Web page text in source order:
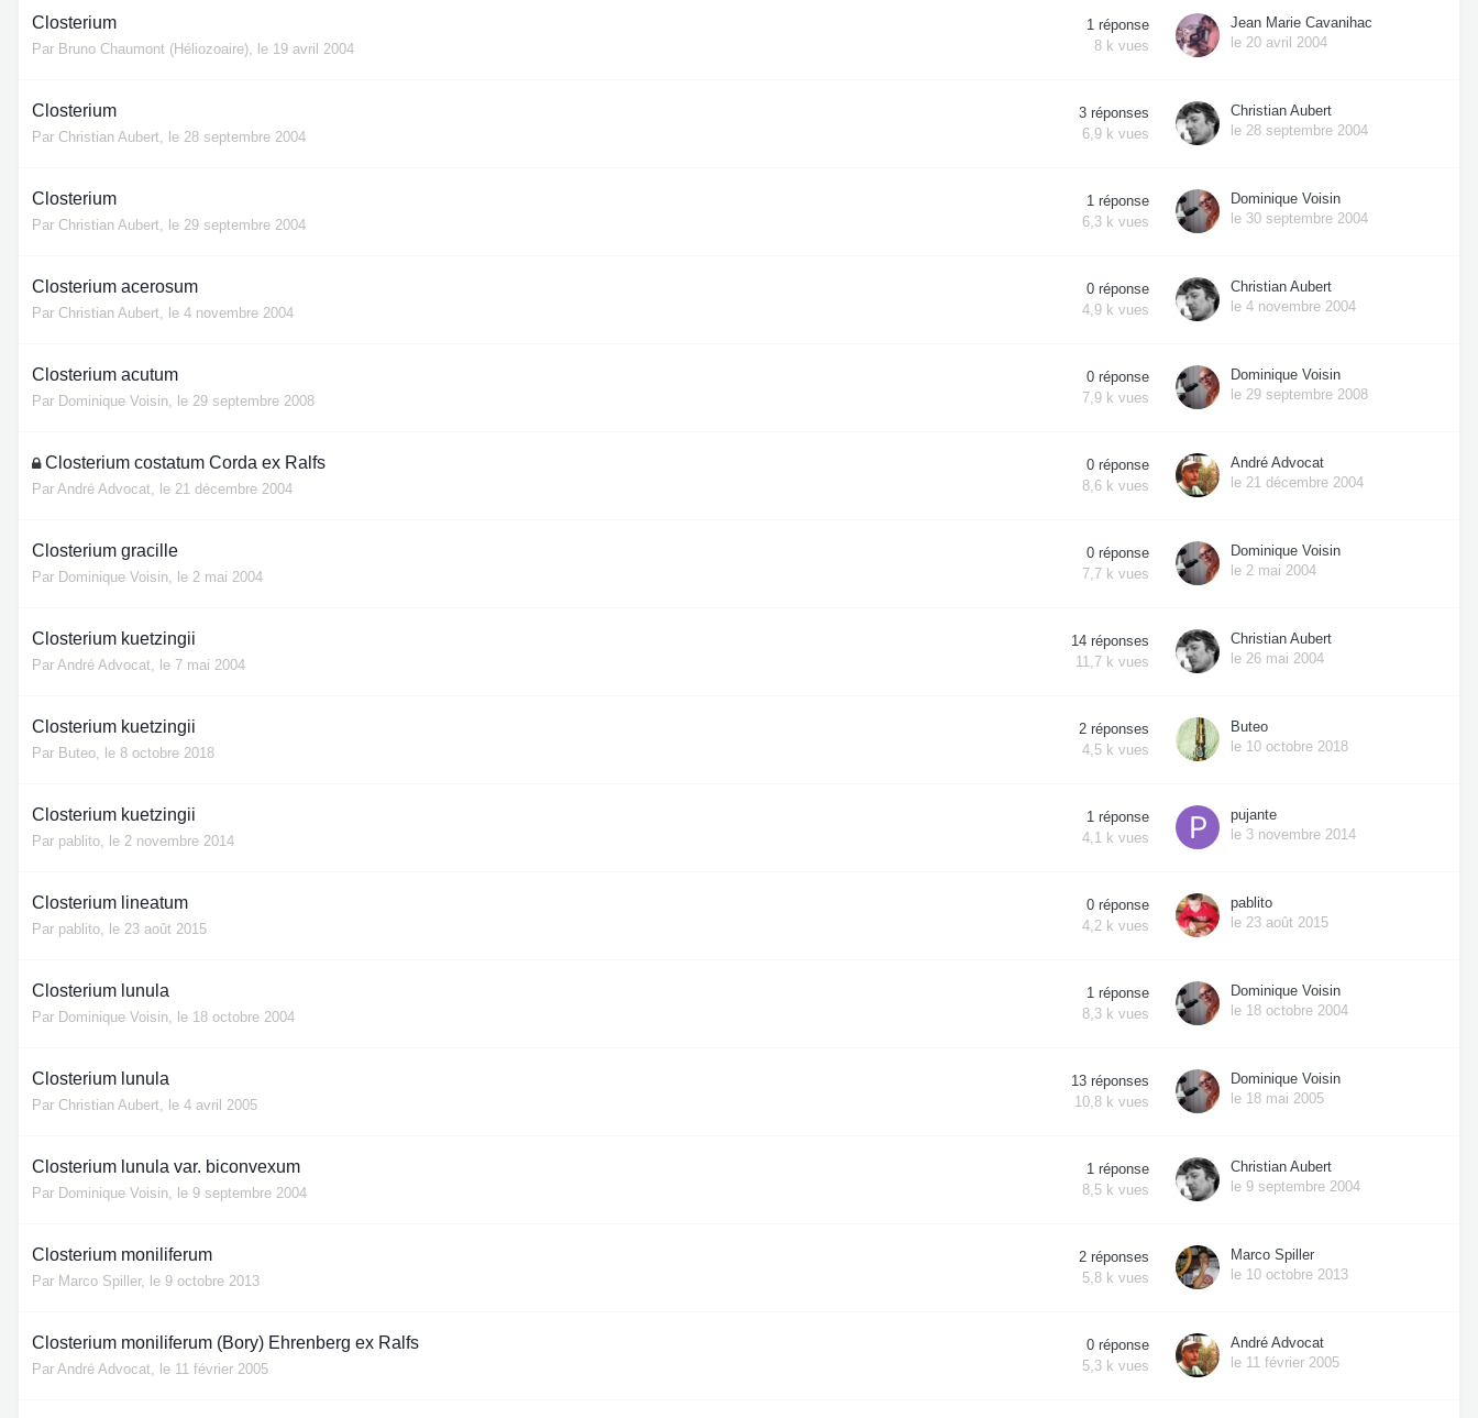
Closterium
Par Bruno Chaumont (Héliozoaire) le 19 avril 2004
1 réponse
8 k vues
Jean Marie Cavanihac
le 20 avril 2004
Closterium
Par Christian Aubert le 28 septembre 2004
3 réponses
6,9 k vues
Christian Aubert
le 28 septembre 2004
Closterium
Par Christian Aubert le 29 septembre 2004
1 réponse
6,3 k vues
Dominique Voisin
le 30 septembre 2004
Closterium acerosum
Par Christian Aubert le 4 novembre 2004
0 réponse
4,9 k vues
Christian Aubert
le 4 novembre 2004
Closterium acutum
Par Dominique Voisin le 29 septembre 2008
0 réponse
7,9 k vues
Dominique Voisin
le 29 septembre 2008
Closterium costatum Corda ex Ralfs
Par André Advocat le 21 décembre 2004
0 réponse
8,6 k vues
André Advocat
le 21 décembre 2004
Closterium gracille
Par Dominique Voisin le 2 mai 2004
0 réponse
7,7 k vues
Dominique Voisin
le 2 mai 2004
Closterium kuetzingii
Par André Advocat le 7 mai 2004
14 réponses
11,7 k vues
Christian Aubert
le 26 mai 2004
Closterium kuetzingii
Par Buteo le 8 octobre 2018
2 réponses
4,5 k vues
Buteo
le 10 octobre 2018
Closterium kuetzingii
Par pablito le 2 novembre 2014
1 réponse
4,1 k vues
pujante
le 3 novembre 2014
Closterium lineatum
Par pablito le 23 août 2015
0 réponse
4,2 k vues
pablito
le 23 août 2015
Closterium lunula
Par Dominique Voisin le 18 octobre 2004
1 réponse
8,3 k vues
Dominique Voisin
le 18 octobre 2004
Closterium lunula
Par Christian Aubert le 4 avril 2005
13 réponses
10,8 k vues
Dominique Voisin
le 18 mai 2005
Closterium lunula var. biconvexum
Par Dominique Voisin le 9 septembre 2004
1 réponse
8,5 k vues
Christian Aubert
le 9 septembre 2004
Closterium moniliferum
Par Marco Spiller, le 9 octobre 2013
2 réponses
5,8 k vues
Marco Spiller
le 10 octobre 2013
Closterium moniliferum (Bory) Ehrenberg ex Ralfs
Par André Advocat le 11 février 2005
0 réponse
5,3 k vues
André Advocat
le 11 février 2005